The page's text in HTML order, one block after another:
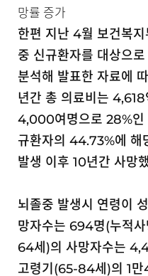
망률 증가
한편 지난 4월 보건복
중 신규환자를 대상으
분석해 발표한 자료에
년간 총 의료비는
4,000여명으로 28%인
규환자의 44.73%에 해
발생 이후 10년간 사망
뇌졸중 발생시 연령이
망자수는 694명(누적
64세)의 사망자수는
고령기(65-84세)의 1